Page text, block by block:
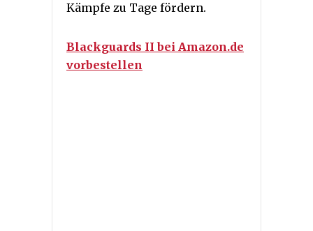
Kämpfe zu Tage fördern.
Blackguards II bei Amazon.de
vorbestellen